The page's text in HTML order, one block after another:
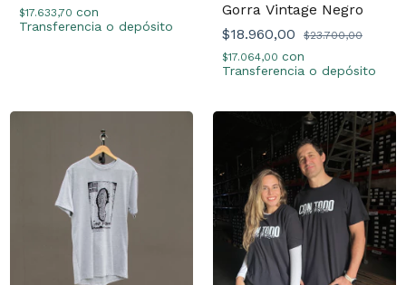
$17.633,70 con
Transferencia o depósito
Gorra Vintage Negro
$18.960,00
$23.700,00
$17.064,00 con
Transferencia o depósito